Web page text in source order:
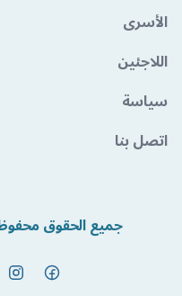
الأسرى
اللاجئين
سياسة
اتصل بنا
جميع الحقوق محفوظة